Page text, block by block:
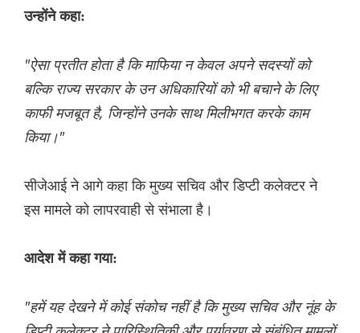
उन्होंने कहा:
"ऐसा प्रतीत होता है कि माफिया न केवल अपने सदस्यों को
बल्कि राज्य सरकार के उन अधिकारियों को भी बचाने के लिए
काफी मजबूत है, जिन्होंने उनके साथ मिलीभगत करके काम
किया।"
सीजेआई ने आगे कहा कि मुख्य सचिव और डिप्टी कलेक्टर ने
इस मामले को लापरवाही से संभाला है।
आदेश में कहा गया:
"हमें यह देखने में कोई संकोच नहीं है कि मुख्य सचिव और नूंह के